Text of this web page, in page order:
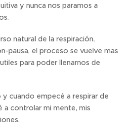
y nunca nos paramos a
natural de la respiración,
pausa, el proceso se vuelve mas
para poder llenarnos de
y cuando empecé a respirar de
a controlar mi mente, mis